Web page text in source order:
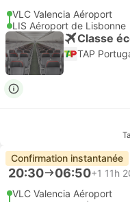
VLC Valencia Aéroport
LIS Aéroport de Lisbonne
Classe
TAP
Confirmation instantanée
20:30 06:50+1 11h
VLC Valencia Aéroport